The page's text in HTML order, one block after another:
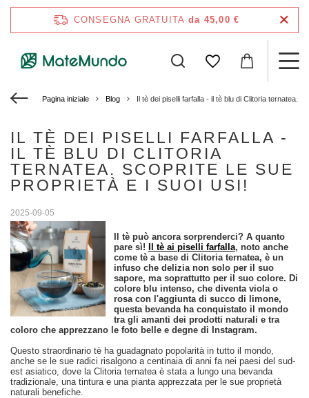
CONSEGNA GRATUITA da 45,00 €
Pagina iniziale Blog Il tè dei piselli farfalla - il tè blu di Clitoria ternatea.
IL TÈ DEI PISELLI FARFALLA -
IL TÈ BLU DI CLITORIA
TERNATEA. SCOPRITE LE SUE
PROPRIETÀ E I SUOI USI!
2025-09-05
Il tè può ancora sorprenderci? A quanto
pare sì!
Il tè ai piselli farfalla, noto anche
come tè a base di Clitoria ternatea, è un
infuso che delizia non solo per il suo
sapore, ma soprattutto per il suo colore. Di
colore blu intenso, che diventa viola o
rosa con l'aggiunta di succo di limone,
questa bevanda ha conquistato il mondo
tra gli amanti dei prodotti naturali e tra
coloro che apprezzano le foto belle e degne di Instagram.
Questo straordinario tè ha guadagnato popolarità in tutto il mondo,
anche se le sue radici risalgono a centinaia di anni fa nei paesi del sud-
est asiatico, dove la Clitoria ternatea è stata a lungo una bevanda
tradizionale, una tintura e una pianta apprezzata per le sue proprietà
naturali benefiche.